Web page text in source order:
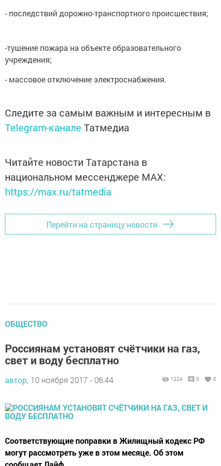
- последствий дорожно-транспортного происшествия;
-тушение пожара на объекте образовательного
учреждения;
- массовое отключение электроснабжения.
Следите за самым важным и интересным в
Telegram-канале Татмедиа
Читайте новости Татарстана в
национальном мессенджере MАХ:
https://max.ru/tatmedia
Перейти на страницу новости
ОБЩЕСТВО
Россиянам установят счётчики на газ,
свет и воду бесплатно
автор, 10 ноября 2017 - 06:44 1224 0 0
Соответствующие поправки в Жилищный кодекс РФ
могут рассмотреть уже в этом месяце. Об этом